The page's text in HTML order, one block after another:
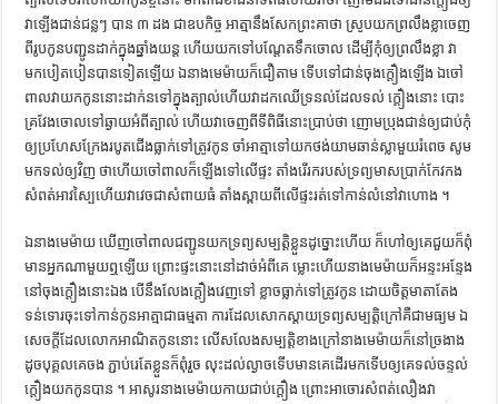
វា​ឡើង​ជាន់​ជន្លៗ បាន ៣ ដង ជា​ឧបកិច្ច អាត្មា​នឹង​សែក​ព្រះ​គាថា ស្រូប​យក​ព្រលឹង​ខ្លា​ចេញ​
ពី​រូប​កូន​បញ្ជូន​ដាក់​ក្នុង​ឆ្នាំង​យន្ដ ហើយ​យក​ទៅ​បណ្ដែត​ទឹក​ចោល ដើម្បី​កុំ​ឲ្យ​ព្រលឹង​ខ្លា វា​
មក​បៀតបៀន​បាន​ទៀត​ឡើយ ឯ​នាង​មេម៉ាយ​ក៏​ជឿ​តាម ទើប​ទៅ​ជាន់​ចុង​ក្ដឿង​ឡើង ឯ​ចៅ​
ពាល​វា​យក​កូន​នោះ​ដាក់​នទៅ​ក្នុង​ត្បាល់​ហើយ​វា​ដក​ឈើ​ទ្រនល់​ដែល​ទល់ ​ក្ដឿង​នោះ បោះ​
គ្រវែង​ចោល​ទៅ​ឆ្ងាយ​អំពី​ត្បាល់ ហើយ​វា​ចេញ​ពី​ទី​ពិធី​នោះ​ប្រាប់​ថា ញោម​ប្រុង​ជាន់​ឲ្យ​ជាប់​កុំ​
ឲ្យ​ប្រហែស​ក្រែង​របូត​ជើង​ធ្លាក់​ទៅ​ត្រូវ​កូន ចាំ​អាត្មា​ទៅ​យក​ថង់​យាម​ឆាន់​ស្លា​មួយ​រំពេច សូម​
មក​ទល់​ឲ្យ​វិញ ថា​ហើយ​ចៅ​ពាល​ក៏​ឡើង​ទៅ​លើ​ផ្ទះ តាំង​រើ​រក​របស់​ទ្រព្យ​មាស​ប្រាក់​កែវកង
សំពត់​អាវ​ស្បៃ​ហើយ​វា​វេច​ជា​សំពាយ​ធំ តាំង​ស្ពាយ​ពី​លើ​ផ្ទះ​រត់​ទៅ​កាន់​លំនៅ​វា​ហោង ។
ឯ​នាង​មេម៉ាយ ឃើញ​ចៅ​ពាល​ជញ្ជូន​យក​ទ្រព្យ​សម្បត្តិ​ខ្លួន​ដូច្នោះ​ហើយ ក៏​ហៅ​ឲ្យ​គេ​ជួយ​ក៏​ពុំ​
មាន​អ្នក​ណា​មួយ​ឮ​ឡើយ ព្រោះ​ផ្ទះ​នោះ​នៅ​ដាច់​អំពី​គេ ម្លោះ​ហើយ​នាង​មេម៉ាយ​ក៏​អន្ទះ​អន្ទែង​
នៅ​ចុង​ក្ដឿង​នោះ​ឯង បើ​នឹង​លែង​ក្ដឿង​វេញ​ទៅ ខ្លាច​ធ្លាក់​ទៅ​ត្រូវ​កូន ដោយ​ចិត្ត​មាតា​តែង​
ទន់​ទោរ​ចុះ​ទៅ​កាន់​កូន​អាត្មា​ជា​ធម្មតា ការ​ដែល​សោកស្ដាយ​ទ្រព្យ​សម្បត្តិ​ក្រៅ​គឺ​ជា​មធ្យម ឯ​
សេចក្ដី​ដែល​លោក​អាណិត​កូន​នោះ លើស​លែង​សម្បត្តិ​ខាង​ក្រៅ​នាង​មេម៉ាយ​ក៏​នៅ​ច្រងាង​
ដូច​បុគ្គល​គេ​ចង​ ភ្ជាប់​​រេ​តែ​ខ្លួន​ក៏​ពុំ​រួច លុះ​ដល់​ល្ងាច​ទើប​មាន​គេ​ដើរ​មក​ទើប​ឲ្យ​គេ​ទល់​ចន្ទល់​
ក្ដឿង​យក​កូន​បាន ។ អាសូរ​នាង​មេម៉ាយ​កាយ​ជាប់​ក្ដឿង ព្រោះ​អាចោរ​សំពត់​លឿង​វា​